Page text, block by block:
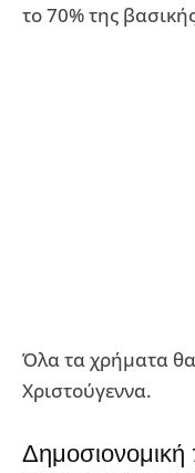
το 70% της
Όλα τα χρήματα
Χριστούγεννα.